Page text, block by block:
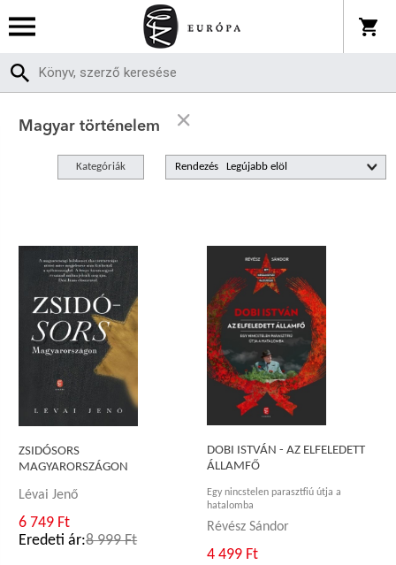
Magyar történelem
Kategóriák Rendezés
ZSIDÓSORS
MAGYARORSZÁGON
Lévai Jenő
6 749 Ft
Eredeti ár:8 999 Ft
DOBI ISTVÁN - AZ ELFELEDETT
ÁLLAMFŐ
Egy nincstelen parasztfiú útja a
hatalomba
Révész Sándor
4 499 Ft